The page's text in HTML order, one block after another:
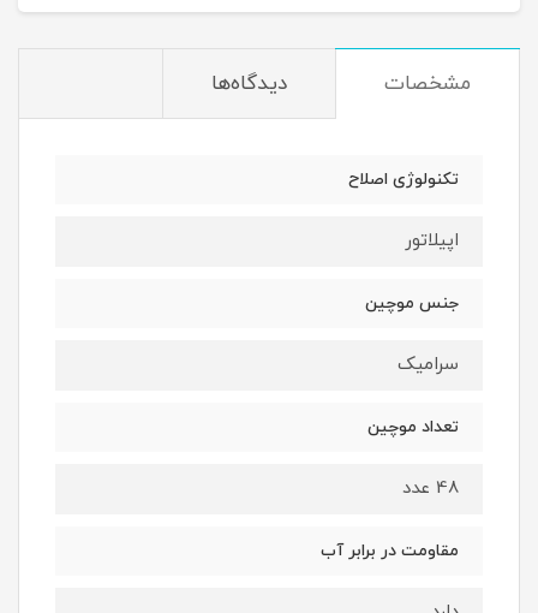
مشخصات دیدگاه‌ها
تکنولوژی اصلاح
اپیلاتور
جنس موچین
سرامیک
تعداد موچین
48 عدد
مقاومت در برابر آب